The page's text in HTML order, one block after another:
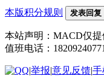
本版积分规则 发表回复
本站声明：MACD仅
值班电话：
|举报|意见反馈|手